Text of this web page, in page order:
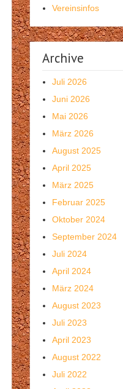
Vereinsinfos
Archive
Juli 2026
Juni 2026
Mai 2026
März 2026
August 2025
April 2025
März 2025
Februar 2025
Oktober 2024
September 2024
Juli 2024
April 2024
März 2024
August 2023
Juli 2023
April 2023
August 2022
Juli 2022